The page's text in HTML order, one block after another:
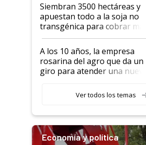
Siembran 3500 hectáreas y
apuestan todo a la soja no
transgénica para cobrar más
por tonelada: compraron un
semillero
A los 10 años, la empresa
rosarina del agro que da un
giro para atender una nueva
Ver todos los temas
Economía y política